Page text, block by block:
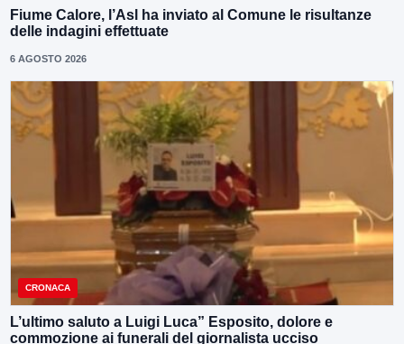
Fiume Calore, l’Asl ha inviato al Comune le risultanze
delle indagini effettuate
6 AGOSTO 2026
CRONACA
L’ultimo saluto a Luigi Luca” Esposito, dolore e
commozione ai funerali del giornalista ucciso